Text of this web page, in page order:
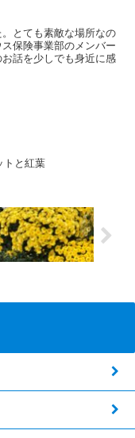
とても素敵な場所なの
保険事業部のメンバー
話を少しでも身近に感
トと紅葉